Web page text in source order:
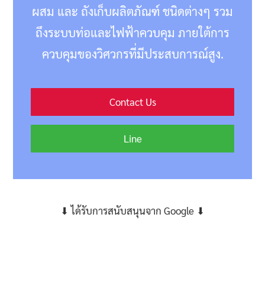
ผสม และ ถังเก็บผลิตภัณฑ์ ชนิดต่างๆ รวม
ถึงระบบท่อและไฟฟ้าควบคุม ภายใต้การ
ควบคุมของวิศวกรที่มีประสบการณ์สูง.
Contact Us
Line
⬇ ได้รับการสนับสนุนจาก Google ⬇